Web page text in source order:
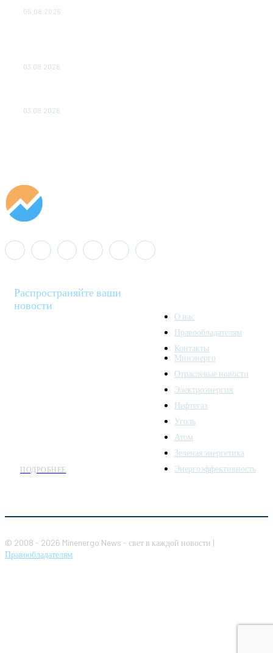
05.08.2026
03.08.2026
03.08.2026
Распространяйте ваши
новости
ПОДРОБНЕЕ
О нас
Правообладателям
Контакты
Минэнерго
Отраслевые новости
Электроэнергия
Нефтегаз
Уголь
Атом
Зеленая энергетика
Энергоэффективность
© 2008 - 2026 Minenergo News - свет в каждой новости |
Правообладателям